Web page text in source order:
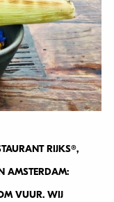
RIJKS®,
AMSTERDAM:
VUUR. WIJ